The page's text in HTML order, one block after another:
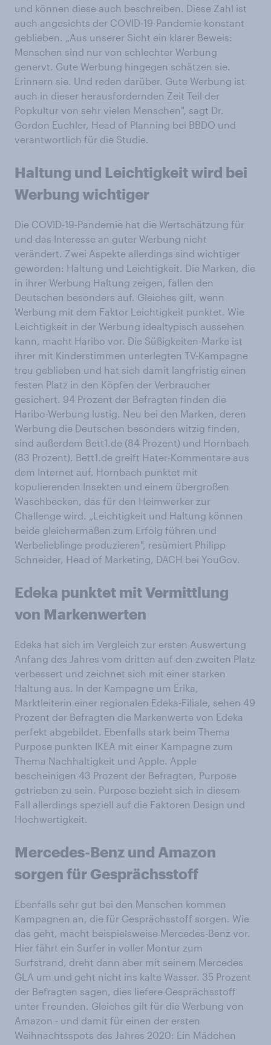
und können diese auch beschreiben. Diese Zahl ist
auch angesichts der COVID-19-Pandemie konstant
geblieben. „Aus unserer Sicht ein klarer Beweis:
Menschen sind nur von schlechter Werbung
genervt. Gute Werbung hingegen schätzen sie.
Erinnern sie. Und reden darüber. Gute Werbung ist
auch in dieser herausfordernden Zeit Teil der
Popkultur von sehr vielen Menschen", sagt Dr.
Gordon Euchler, Head of Planning bei BBDO und
verantwortlich für die Studie.
Haltung und Leichtigkeit wird bei
Werbung wichtiger
Die COVID-19-Pandemie hat die Wertschätzung für
und das Interesse an guter Werbung nicht
verändert. Zwei Aspekte allerdings sind wichtiger
geworden: Haltung und Leichtigkeit. Die Marken, die
in ihrer Werbung Haltung zeigen, fallen den
Deutschen besonders auf. Gleiches gilt, wenn
Werbung mit dem Faktor Leichtigkeit punktet. Wie
Leichtigkeit in der Werbung idealtypisch aussehen
kann, macht Haribo vor. Die Süßigkeiten-Marke ist
ihrer mit Kinderstimmen unterlegten TV-Kampagne
treu geblieben und hat sich damit langfristig einen
festen Platz in den Köpfen der Verbraucher
gesichert. 94 Prozent der Befragten finden die
Haribo-Werbung lustig. Neu bei den Marken, deren
Werbung die Deutschen besonders witzig finden,
sind außerdem Bett1.de (84 Prozent) und Hornbach
(83 Prozent). Bett1.de greift Hater-Kommentare aus
dem Internet auf. Hornbach punktet mit
kopulierenden Insekten und einem übergroßen
Waschbecken, das für den Heimwerker zur
Challenge wird. „Leichtigkeit und Haltung können
beide gleichermaßen zum Erfolg führen und
Werbelieblinge produzieren", resümiert Philipp
Schneider, Head of Marketing, DACH bei YouGov.
Edeka punktet mit Vermittlung
von Markenwerten
Edeka hat sich im Vergleich zur ersten Auswertung
Anfang des Jahres vom dritten auf den zweiten Platz
verbessert und zeichnet sich mit einer starken
Haltung aus. In der Kampagne um Erika,
Marktleiterin einer regionalen Edeka-Filiale, sehen 49
Prozent der Befragten die Markenwerte von Edeka
perfekt abgebildet. Ebenfalls stark beim Thema
Purpose punkten IKEA mit einer Kampagne zum
Thema Nachhaltigkeit und Apple. Apple
bescheinigen 43 Prozent der Befragten, Purpose
getrieben zu sein. Purpose bezieht sich in diesem
Fall allerdings speziell auf die Faktoren Design und
Hochwertigkeit.
Mercedes-Benz und Amazon
sorgen für Gesprächsstoff
Ebenfalls sehr gut bei den Menschen kommen
Kampagnen an, die für Gesprächsstoff sorgen. Wie
das geht, macht beispielsweise Mercedes-Benz vor.
Hier fährt ein Surfer in voller Montur zum
Surfstrand, dreht dann aber mit seinem Mercedes
GLA um und geht nicht ins kalte Wasser. 35 Prozent
der Befragten sagen, dies liefere Gesprächsstoff
unter Freunden. Gleiches gilt für die Werbung von
Amazon - und damit für einen der ersten
Weihnachtsspots des Jahres 2020: Ein Mädchen